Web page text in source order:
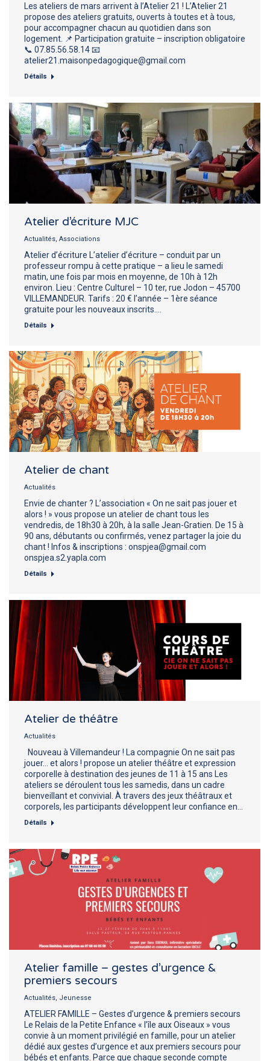
Les ateliers de mars arrivent à l’Atelier 21 ! L’Atelier 21
propose des ateliers gratuits, ouverts à toutes et à tous,
pour accompagner chacun au quotidien dans son
logement. 📌 Participation gratuite – inscription obligatoire
📞 07.85.56.58.14 📧
atelier21.maisonpedagogique@gmail.com
Détails
Atelier d’écriture MJC
Actualités, Associations
Atelier d’écriture L’atelier d’écriture – conduit par un
professeur rompu à cette pratique – a lieu le samedi
matin, une fois par mois en moyenne, de 10h à 12h
environ. Lieu : Centre Culturel – 10 ter, rue Jodon – 45700
VILLEMANDEUR. Tarifs : 20 € l’année – 1ère séance
gratuite pour les nouveaux inscrits.…
Détails
Atelier de chant
Actualités
Envie de chanter ? L’association « On ne sait pas jouer et
alors ! » vous propose un atelier de chant tous les
vendredis, de 18h30 à 20h, à la salle Jean-Gratien. De 15 à
90 ans, débutants ou confirmés, venez partager la joie du
chant ! Infos & inscriptions : onspjea@gmail.com
onspjea.s2.yapla.com
Détails
Atelier de théâtre
Actualités
Nouveau à Villemandeur ! La compagnie On ne sait pas
jouer… et alors ! propose un atelier théâtre et expression
corporelle à destination des jeunes de 11 à 15 ans Les
ateliers se déroulent tous les samedis, dans un cadre
bienveillant et convivial. À travers des jeux théâtraux et
corporels, les participants développent leur confiance en…
Détails
Atelier famille – gestes d’urgence &
premiers secours
Actualités, Jeunesse
ATELIER FAMILLE – Gestes d’urgence & premiers secours
Le Relais de la Petite Enfance « l’île aux Oiseaux » vous
convie à un moment privilégié en famille, pour un atelier
dédié aux gestes d’urgence et aux premiers secours pour
bébés et enfants. Parce que chaque seconde compte